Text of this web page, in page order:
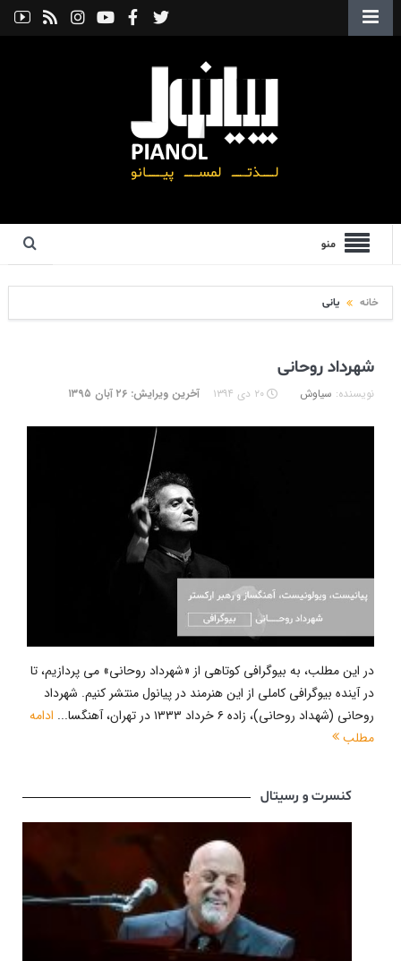
منو
خانه یانی
شهرداد روحانی
نویسنده: سیاوش ۲۰ دی ۱۳۹۴ آخرین ویرایش: ۲۶ آبان ۱۳۹۵
در این مطلب، به بیوگرافی کوتاهی از «شهرداد روحانی» می پردازیم، تا
در آینده بیوگرافی کاملی از این هنرمند در پیانول منتشر کنیم. شهرداد
روحانی (شهداد روحانی)، زاده ۶ خرداد ۱۳۳۳ در تهران، آهنگسا...
ادامه
مطلب
کنسرت و رسیتال